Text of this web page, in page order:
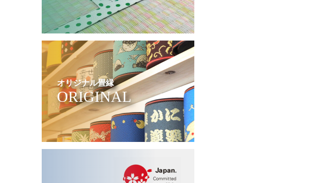
オリジナル畳縁
ORIGINAL